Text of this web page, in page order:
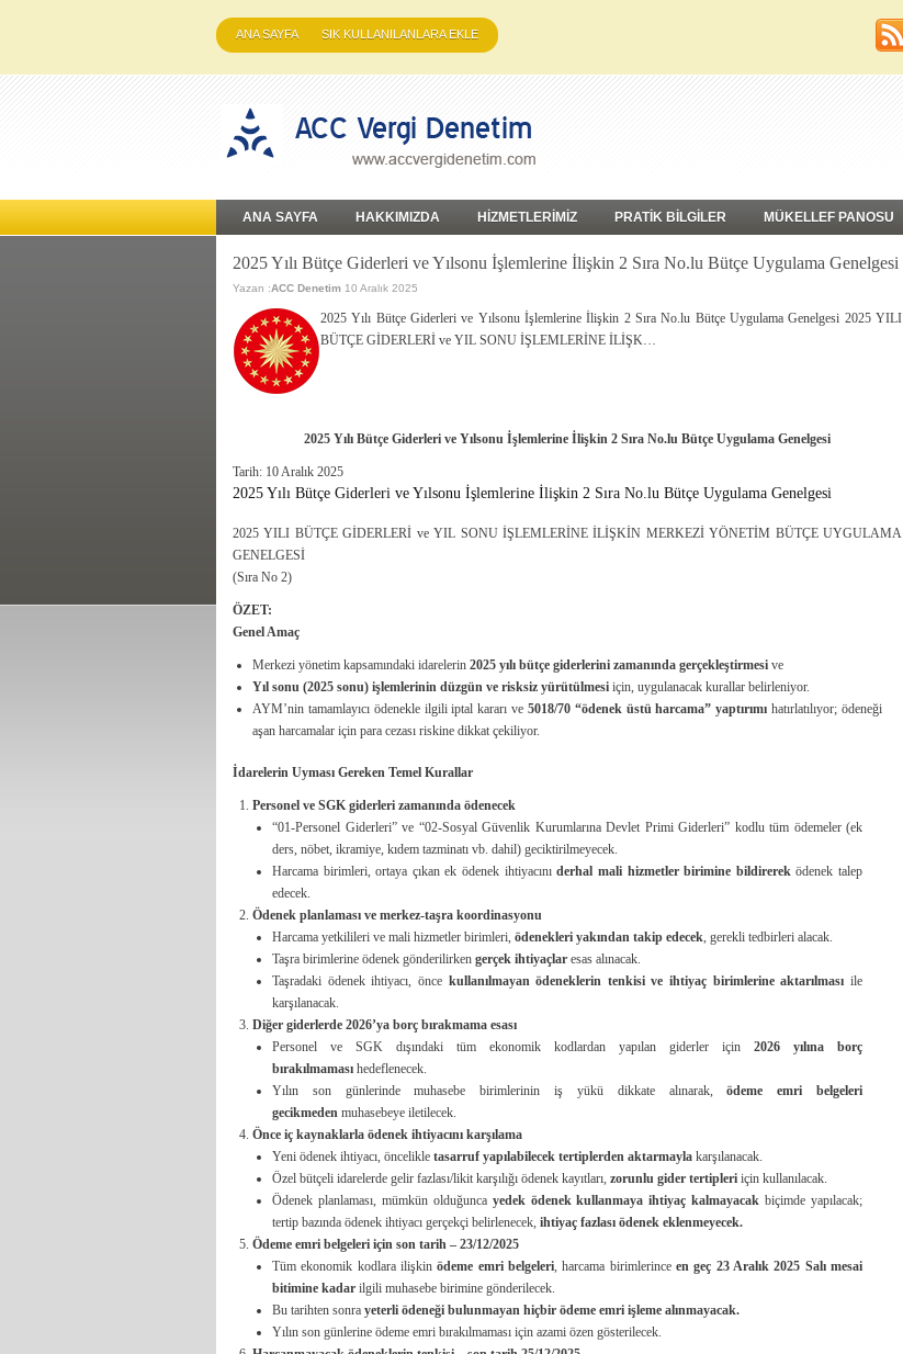
ANA SAYFA SIK KULLANILANLARA EKLE
ANA SAYFA HAKKIMIZDA HİZMETLERİMİZ PRATİK BİLGİLER MÜKELLEF PANOSU
2025 Yılı Bütçe Giderleri ve Yılsonu İşlemlerine İlişkin 2 Sıra No.lu Bütçe Uygulama Genelgesi
Yazan :ACC Denetim 10 Aralık 2025
2025 Yılı Bütçe Giderleri ve Yılsonu İşlemlerine İlişkin 2 Sıra No.lu Bütçe Uygulama Genelgesi 2025 YILI
BÜTÇE GİDERLERİ ve YIL SONU İŞLEMLERİNE İLİŞK…
2025 Yılı Bütçe Giderleri ve Yılsonu İşlemlerine İlişkin 2 Sıra No.lu Bütçe Uygulama Genelgesi
Tarih: 10 Aralık 2025
2025 Yılı Bütçe Giderleri ve Yılsonu İşlemlerine İlişkin 2 Sıra No.lu Bütçe Uygulama Genelgesi
2025 YILI BÜTÇE GİDERLERİ ve YIL SONU İŞLEMLERİNE İLİŞKİN MERKEZİ YÖNETİM BÜTÇE UYGULAMA
GENELGESİ
(Sıra No 2)
ÖZET:
Genel Amaç
Merkezi yönetim kapsamındaki idarelerin 2025 yılı bütçe giderlerini zamanında gerçekleştirmesi ve
Yıl sonu (2025 sonu) işlemlerinin düzgün ve risksiz yürütülmesi için, uygulanacak kurallar belirleniyor.
AYM’nin tamamlayıcı ödenekle ilgili iptal kararı ve 5018/70 “ödenek üstü harcama” yaptırımı hatırlatılıyor; ödeneği
aşan harcamalar için para cezası riskine dikkat çekiliyor.
İdarelerin Uyması Gereken Temel Kurallar
Personel ve SGK giderleri zamanında ödenecek
“01-Personel Giderleri” ve “02-Sosyal Güvenlik Kurumlarına Devlet Primi Giderleri” kodlu tüm ödemeler (ek
ders, nöbet, ikramiye, kıdem tazminatı vb. dahil) geciktirilmeyecek.
Harcama birimleri, ortaya çıkan ek ödenek ihtiyacınıderhal mali hizmetler birimine bildirereködenek talep
edecek.
Ödenek planlaması ve merkez-taşra koordinasyonu
Harcama yetkilileri ve mali hizmetler birimleri, ödenekleri yakından takip edecek, gerekli tedbirleri alacak.
Taşra birimlerine ödenek gönderilirken gerçek ihtiyaçlar esas alınacak.
Taşradaki ödenek ihtiyacı, önce kullanılmayan ödeneklerin tenkisi ve ihtiyaç birimlerine aktarılması ile
karşılanacak.
Diğer giderlerde 2026’ya borç bırakmama esası
Personel ve SGK dışındaki tüm ekonomik kodlardan yapılan giderler için 2026 yılına borç
bırakılmaması hedeflenecek.
Yılın son günlerinde muhasebe birimlerinin iş yükü dikkate alınarak,ödeme emri belgeleri
gecikmeden muhasebeye iletilecek.
Önce iç kaynaklarla ödenek ihtiyacını karşılama
Yeni ödenek ihtiyacı, öncelikle tasarruf yapılabilecek tertiplerden aktarmayla karşılanacak.
Özel bütçeli idarelerde gelir fazlası/likit karşılığı ödenek kayıtları, zorunlu gider tertipleri için kullanılacak.
Ödenek planlaması, mümkün olduğunca yedek ödenek kullanmaya ihtiyaç kalmayacak biçimde yapılacak;
tertip bazında ödenek ihtiyacı gerçekçi belirlenecek, ihtiyaç fazlası ödenek eklenmeyecek.
Ödeme emri belgeleri için son tarih – 23/12/2025
Tüm ekonomik kodlara ilişkinödeme emri belgeleri, harcama birimlerinceen geç 23 Aralık 2025 Salı mesai
bitimine kadar ilgili muhasebe birimine gönderilecek.
Bu tarihten sonra yeterli ödeneği bulunmayan hiçbir ödeme emri işleme alınmayacak.
Yılın son günlerine ödeme emri bırakılmaması için azami özen gösterilecek.